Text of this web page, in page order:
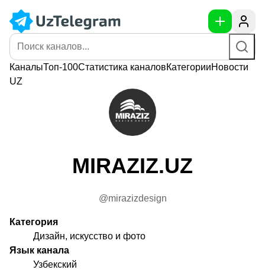
КаналыТоп-100Статистика каналовКатегорииНовости
UZ
MIRAZIZ.UZ
@mirazizdesign
Категория
Дизайн, искусство и фото
Язык канала
Узбекский